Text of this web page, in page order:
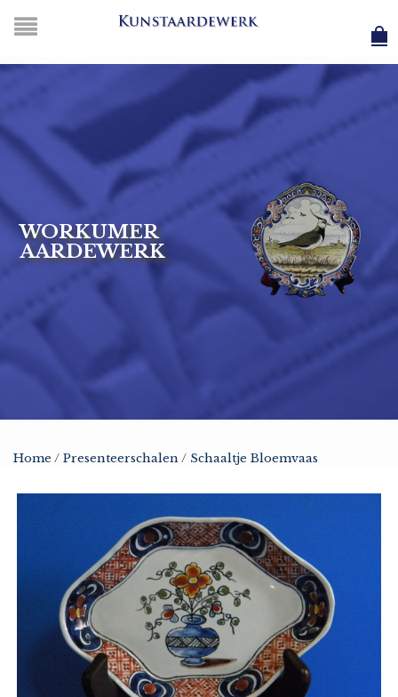
WORKUMER
AARDEWERK
Home/ Presenteerschalen/ Schaaltje Bloemvaas